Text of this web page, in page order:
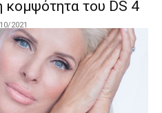
του DS 4
2021